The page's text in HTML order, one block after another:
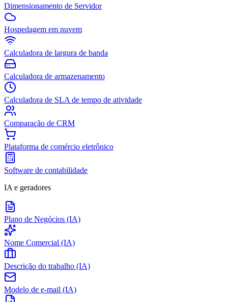
Dimensionamento de Servidor
Hospedagem em nuvem
Calculadora de largura de banda
Calculadora de armazenamento
Calculadora de SLA de tempo de atividade
Comparação de CRM
Plataforma de comércio eletrônico
Software de contabilidade
IA e geradores
Plano de Negócios (IA)
Nome Comercial (IA)
Descrição do trabalho (IA)
Modelo de e-mail (IA)